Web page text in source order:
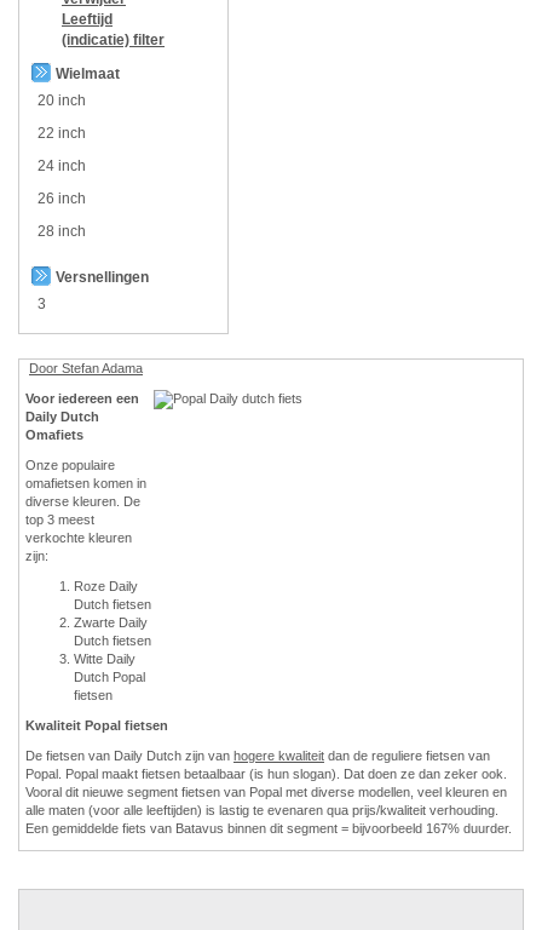
Leeftijd
(indicatie) filter
Wielmaat
20 inch
22 inch
24 inch
26 inch
28 inch
Versnellingen
3
Door Stefan Adama
Voor iedereen een
Daily Dutch
Omafiets
Onze populaire
omafietsen komen in
diverse kleuren. De
top 3 meest
verkochte kleuren
zijn:
Roze Daily
Dutch fietsen
Zwarte Daily
Dutch fietsen
Witte Daily
Dutch Popal
fietsen
Kwaliteit Popal fietsen
De fietsen van Daily Dutch zijn van hogere kwaliteit dan de reguliere fietsen van
Popal. Popal maakt fietsen betaalbaar (is hun slogan). Dat doen ze dan zeker ook.
Vooral dit nieuwe segment fietsen van Popal met diverse modellen, veel kleuren en
alle maten (voor alle leeftijden) is lastig te evenaren qua prijs/kwaliteit verhouding.
Een gemiddelde fiets van Batavus binnen dit segment = bijvoorbeeld 167% duurder.